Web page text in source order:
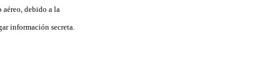
aéreo, debido a la
información secreta.